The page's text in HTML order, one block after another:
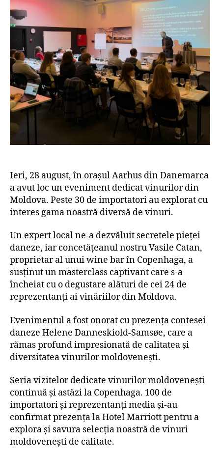
Ieri, 28 august, în orașul Aarhus din Danemarca
a avut loc un eveniment dedicat vinurilor din
Moldova. Peste 30 de importatori au explorat cu
interes gama noastră diversă de vinuri.
Un expert local ne-a dezvăluit secretele pieței
daneze, iar concetățeanul nostru Vasile Catan,
proprietar al unui wine bar în Copenhaga, a
susținut un masterclass captivant care s-a
încheiat cu o degustare alături de cei 24 de
reprezentanți ai vinăriilor din Moldova.
Evenimentul a fost onorat cu prezența contesei
daneze Helene Danneskiold-Samsøe, care a
rămas profund impresionată de calitatea și
diversitatea vinurilor moldovenești.
Seria vizitelor dedicate vinurilor moldovenești
continuă și astăzi la Copenhaga. 100 de
importatori și reprezentanți media și-au
confirmat prezența la Hotel Marriott pentru a
explora și savura selecția noastră de vinuri
moldovenești de calitate.